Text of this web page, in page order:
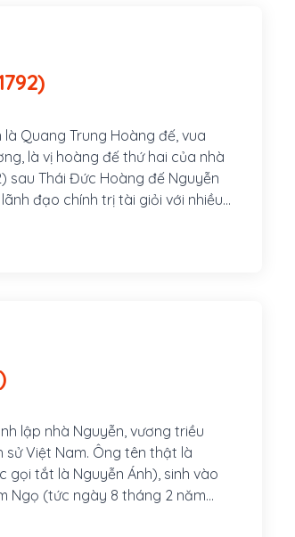
- 1792)
Quang Trung Hoàng đế, vua
là vị hoàng đế thứ hai của nhà
sau Thái Đức Hoàng đế Nguyễn
đạo chính trị tài giỏi với nhiều
lập nhà Nguyễn, vương triều
Việt Nam. Ông tên thật là
gọi tắt là Nguyễn Ánh), sinh vào
Ngọ (tức ngày 8 tháng 2 năm